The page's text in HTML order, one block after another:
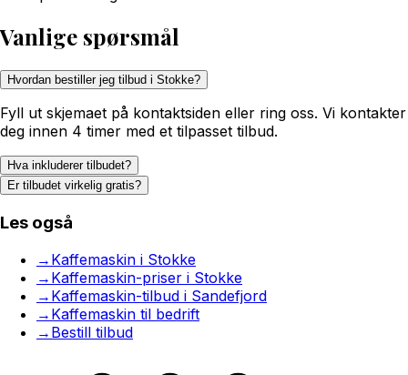
Vanlige spørsmål
Hvordan bestiller jeg tilbud i Stokke?
Fyll ut skjemaet på kontaktsiden eller ring oss. Vi kontakter
deg innen 4 timer med et tilpasset tilbud.
Hva inkluderer tilbudet?
Er tilbudet virkelig gratis?
Les også
→ Kaffemaskin i Stokke
→ Kaffemaskin-priser i Stokke
→ Kaffemaskin-tilbud i Sandefjord
→ Kaffemaskin til bedrift
→ Bestill tilbud